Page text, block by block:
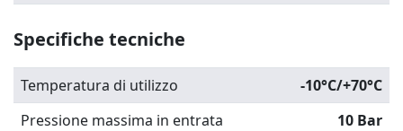
Specifiche tecniche
Temperatura di utilizzo
-10°C/+70°C
Pressione massima in entrata
10 Bar